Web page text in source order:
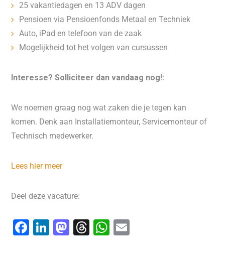
25 vakantiedagen en 13 ADV dagen
Pensioen via Pensioenfonds Metaal en Techniek
Auto, iPad en telefoon van de zaak
Mogelijkheid tot het volgen van cursussen
Interesse? Solliciteer dan vandaag nog!:
We noemen graag nog wat zaken die je tegen kan
komen. Denk aan Installatiemonteur, Servicemonteur of
Technisch medewerker.
Lees hier meer
Deel deze vacature:
F
Li M T
W